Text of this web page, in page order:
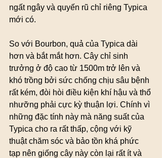
ngất ngây và quyến rũ chỉ riêng Typica
mới có.
So với Bourbon, quả của Typica dài
hơn và bắt mắt hơn. Cây chỉ sinh
trưởng ở độ cao từ 1500m trở lên và
khó trồng bởi sức chống chịu sâu bệnh
rất kém, đòi hòi điều kiện khí hậu và thổ
nhưỡng phải cực kỳ thuận lợi. Chính vì
những đặc tính này mà năng suất của
Typica cho ra rất thấp, cộng với kỹ
thuật chăm sóc và bảo tồn khá phức
tạp nên giống cây này còn lại rất ít và